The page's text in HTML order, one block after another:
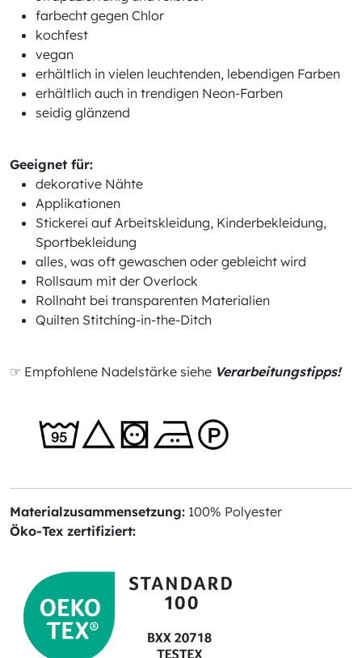
farbecht gegen Chlor
kochfest
vegan
erhältlich in vielen leuchtenden, lebendigen Farben
erhältlich auch in trendigen Neon-Farben
seidig glänzend
Geeignet für:
dekorative Nähte
Applikationen
Stickerei auf Arbeitskleidung, Kinderbekleidung,
Sportbekleidung
alles, was oft gewaschen oder gebleicht wird
Rollsaum mit der Overlock
Rollnaht bei transparenten Materialien
Quilten Stitching-in-the-Ditch
☞ Empfohlene Nadelstärke siehe Verarbeitungstipps!
Materialzusammensetzung: 100% Polyester
Öko-Tex zertifiziert: